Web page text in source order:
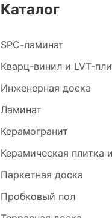
Каталог
SPC-ламинат
Кварц-винил и LVT-
Инженерная доска
Ламинат
Керамогранит
Керамическая плитка
Паркетная доска
Пробковый пол